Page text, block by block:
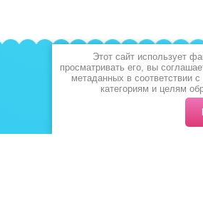
Этот сайт использует
просматривать его, вы
метаданных в соответствии с
категориям и целям